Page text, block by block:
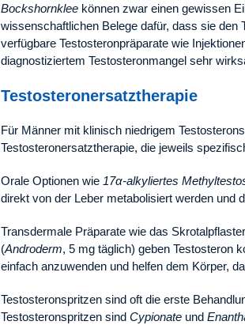
Bockshornklee können zwar einen gewissen
wissenschaftlichen Belege dafür, dass sie den
verfügbare Testosteronpräparate wie
diagnostiziertem Testosteronmangel sehr
Testosteronersatztherapie
Für Männer mit klinisch niedrigem
Testosteronersatztherapie, die jeweils
Orale Optionen wie 17α-alkyliertes
direkt von der Leber metabolisiert werden und
Transdermale Präparate wie das
(Androderm, 5 mg täglich) geben Testosteron
einfach anzuwenden und helfen dem Körper,
Testosteronspritzen sind oft die erste
Testosteronspritzen sind Cypionate und